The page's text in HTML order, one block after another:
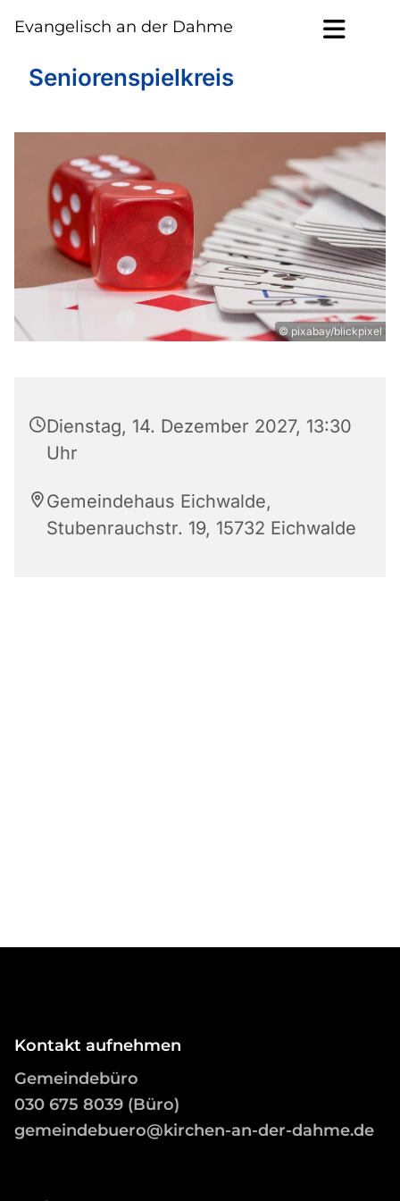
Evangelisch an der Dahme
Seniorenspielkreis
© pixabay/blickpixel
Dienstag, 14. Dezember 2027, 13:30
Uhr
Gemeindehaus Eichwalde,
Stubenrauchstr. 19, 15732 Eichwalde
Kontakt aufnehmen
Gemeindebüro
030 675 8039 (Büro)
gemeindebuero@kirchen-an-der-dahme.de